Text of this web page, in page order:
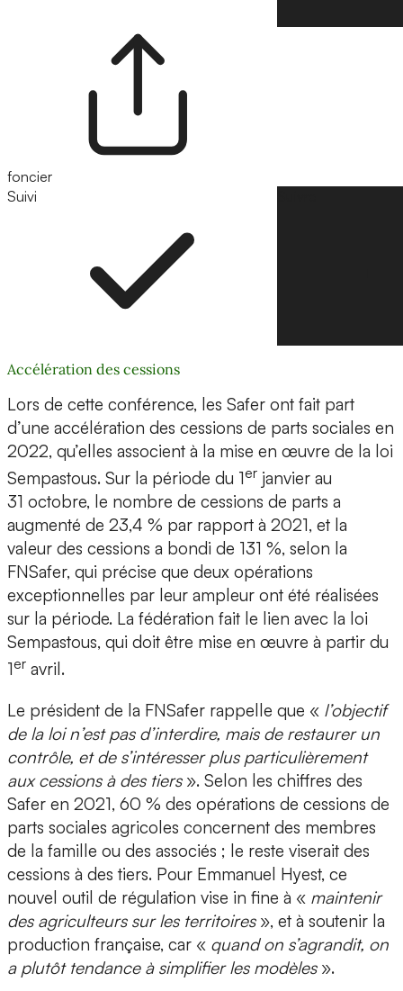
foncier
Suivi
Accélération des cessions
Lors de cette conférence, les Safer ont fait part
d’une accélération des cessions de parts sociales en
2022, qu’elles associent à la mise en œuvre de la loi
Sempastous. Sur la période du 1er janvier au
31 octobre, le nombre de cessions de parts a
augmenté de 23,4 % par rapport à 2021, et la
valeur des cessions a bondi de 131 %, selon la
FNSafer, qui précise que deux opérations
exceptionnelles par leur ampleur ont été réalisées
sur la période. La fédération fait le lien avec la loi
Sempastous, qui doit être mise en œuvre à partir du
1er avril.
Le président de la FNSafer rappelle que « l’objectif
de la loi n’est pas d’interdire, mais de restaurer un
contrôle, et de s’intéresser plus particulièrement
aux cessions à des tiers». Selon les chiffres des
Safer en 2021, 60 % des opérations de cessions de
parts sociales agricoles concernent des membres
de la famille ou des associés ; le reste viserait des
cessions à des tiers. Pour Emmanuel Hyest, ce
nouvel outil de régulation vise in fine à « maintenir
des agriculteurs sur les territoires», et à soutenir la
production française, car « quand on s’agrandit, on
a plutôt tendance à simplifier les modèles».